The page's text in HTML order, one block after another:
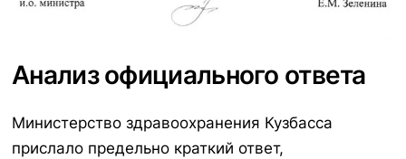
Анализ официального ответа
Министерство здравоохранения Кузбасса
прислало предельно краткий ответ,